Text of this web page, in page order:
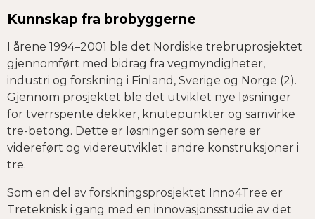
Kunnskap fra brobyggerne
I årene 1994–2001 ble det Nordiske trebruprosjektet
gjennomført med bidrag fra vegmyndigheter,
industri og forskning i Finland, Sverige og Norge (2).
Gjennom prosjektet ble det utviklet nye løsninger
for tverrspente dekker, knutepunkter og samvirke
tre-betong. Dette er løsninger som senere er
videreført og videreutviklet i andre konstruksjoner i
tre.
Som en del av forskningsprosjektet Inno4Tree er
Treteknisk i gang med en innovasjonsstudie av det